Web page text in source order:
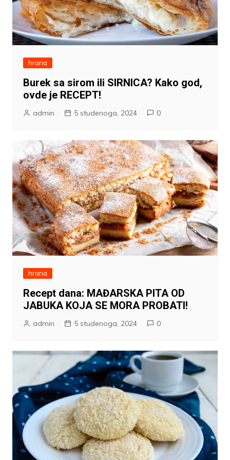
hrana
Burek sa sirom ili SIRNICA? Kako god,
ovde je RECEPT!
admin 5 studenoga, 2024 0
hrana
Recept dana: MAĐARSKA PITA OD
JABUKA KOJA SE MORA PROBATI!
admin 5 studenoga, 2024 0